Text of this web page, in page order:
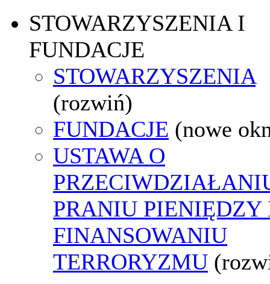
STOWARZYSZENIA I
FUNDACJE
STOWARZYSZENIA
(rozwiń)
FUNDACJE (nowe
USTAWA O
PRANIU PIENIĘDZY
FINANSOWANIU
TERRORYZMU